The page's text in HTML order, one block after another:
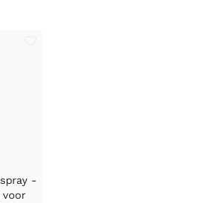
-
voor